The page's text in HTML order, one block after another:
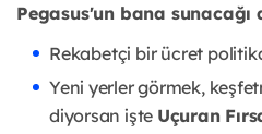
Pegasus'un bana sunacağı
Rekabetçi birücret
Yeni yerler görmek,
diyorsan işte Uçuran